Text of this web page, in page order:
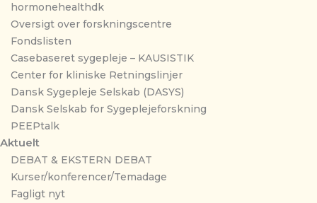
hormonehealthdk
Oversigt over forskningscentre
Fondslisten
Casebaseret sygepleje – KAUSISTIK
Center for kliniske Retningslinjer
Dansk Sygepleje Selskab (DASYS)
Dansk Selskab for Sygeplejeforskning
PEEPtalk
Aktuelt
DEBAT & EKSTERN DEBAT
Kurser/konferencer/Temadage
Fagligt nyt